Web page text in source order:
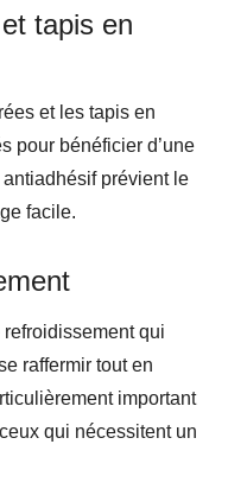
tapis en
et les tapis en
pour bénéficier d’une
prévient le
facile.
qui
raffermir tout en
important
qui nécessitent un